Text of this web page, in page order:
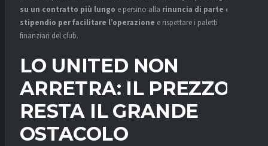
su un contratto più lungo e persino alla rinuncia di parte dello
stipendio per facilitare l’operazione e rispettare i paletti
finanziari del club.
LO UNITED NON
ARRETRA: IL PREZZO
RESTA IL GRANDE
OSTACOLO